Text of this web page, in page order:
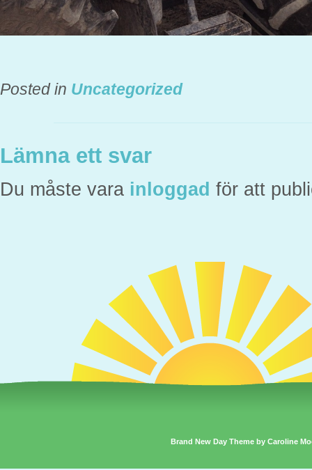
Posted in Uncategorized
Lämna ett svar
Du måste vara inloggad för att
Brand New Day Theme by Caroline